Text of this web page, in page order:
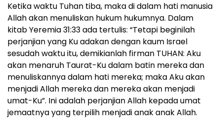
Ketika waktu Tuhan tiba, maka di dalam hati manusia
Allah akan menuliskan hukum hukumnya. Dalam
kitab Yeremia 31:33 ada tertulis: “Tetapi beginilah
perjanjian yang Ku adakan dengan kaum Israel
sesudah waktu itu, demikianlah firman TUHAN: Aku
akan menaruh Taurat-Ku dalam batin mereka dan
menuliskannya dalam hati mereka; maka Aku akan
menjadi Allah mereka dan mereka akan menjadi
umat-Ku”. Ini adalah perjanjian Allah kepada umat
jemaatnya yang terpilih menjadi anak anak Allah.